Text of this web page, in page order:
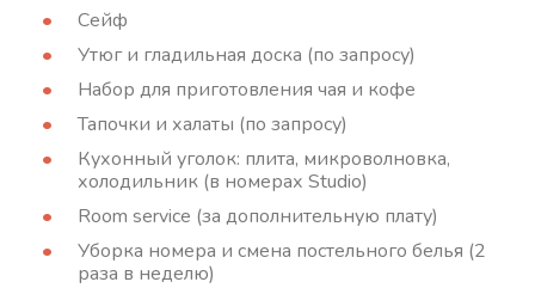
Сейф
Утюг и гладильная доска (по запросу)
Набор для приготовления чая и кофе
Тапочки и халаты (по запросу)
Кухонный уголок: плита, микроволновка,
холодильник (в номерах Studio)
Room service (за дополнительную плату)
Уборка номера и смена постельного белья (2
раза в неделю)